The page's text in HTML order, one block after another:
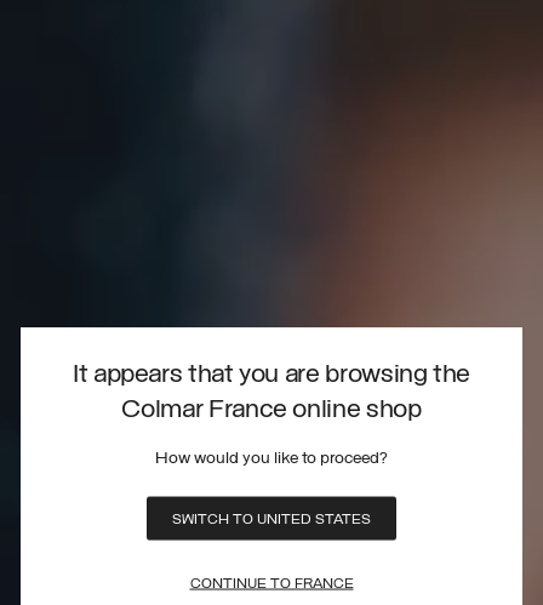
It appears that you are browsing the
Colmar France online shop
How would you like to proceed?
SWITCH TO UNITED STATES
CONTINUE TO FRANCE